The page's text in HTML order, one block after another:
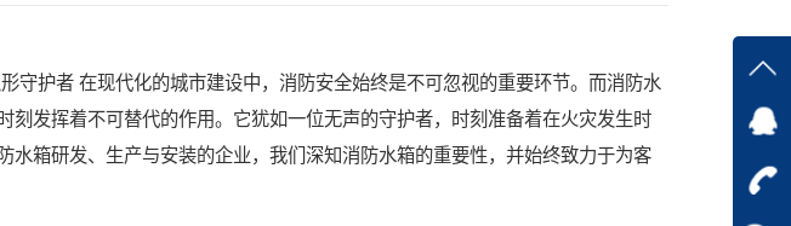
护者 在现代化的城市建设中，消防安全始终是不可忽视的重要环节。而消防水
发挥着不可替代的作用。它犹如一位无声的守护者，时刻准备着在火灾发生时
箱研发、生产与安装的企业，我们深知消防水箱的重要性，并始终致力于为客